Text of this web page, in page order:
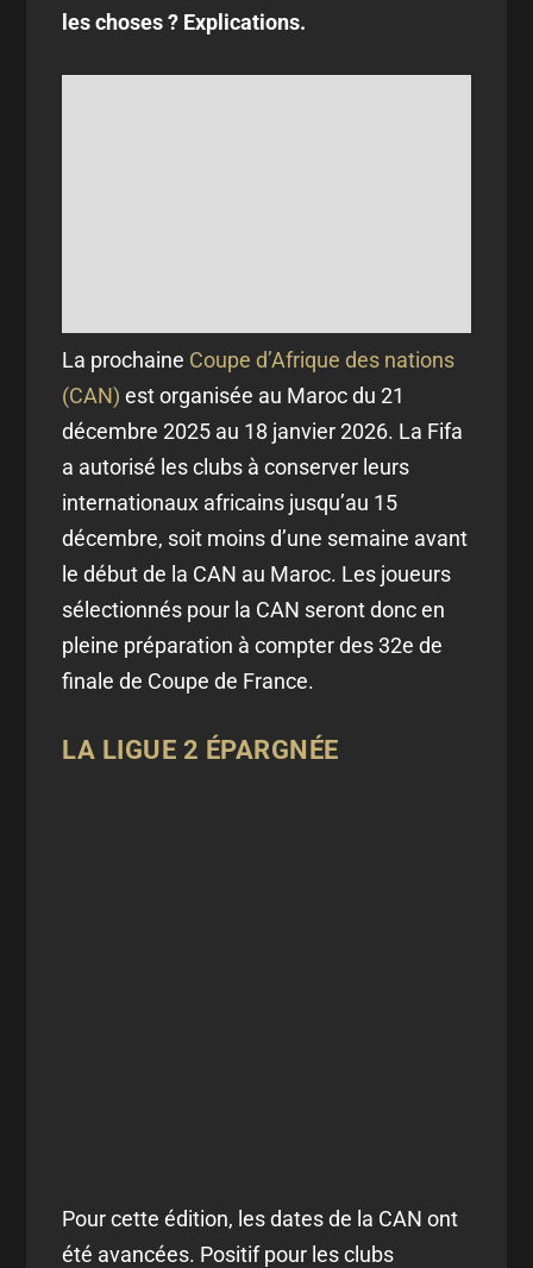
les choses ? Explications.
La prochaine Coupe d’Afrique des nations
(CAN) est organisée au Maroc du 21
décembre 2025 au 18 janvier 2026. La Fifa
a autorisé les clubs à conserver leurs
internationaux africains jusqu’au 15
décembre, soit moins d’une semaine avant
le début de la CAN au Maroc. Les joueurs
sélectionnés pour la CAN seront donc en
pleine préparation à compter des 32e de
finale de Coupe de France.
LA LIGUE 2 ÉPARGNÉE
Pour cette édition, les dates de la CAN ont
été avancées. Positif pour les clubs